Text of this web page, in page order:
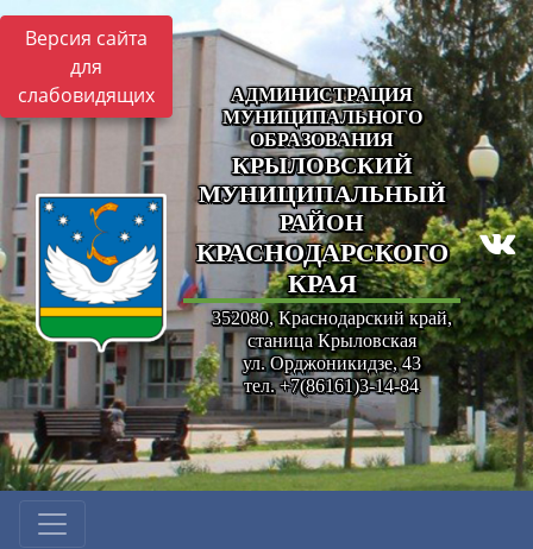
Версия сайта
для
слабовидящих
АДМИНИСТРАЦИЯ
МУНИЦИПАЛЬНОГО
ОБРАЗОВАНИЯ
КРЫЛОВСКИЙ
МУНИЦИПАЛЬНЫЙ
РАЙОН
КРАСНОДАРСКОГО
КРАЯ
352080, Краснодарский край,
станица Крыловская
ул. Орджоникидзе, 43
тел. +7(86161)3-14-84